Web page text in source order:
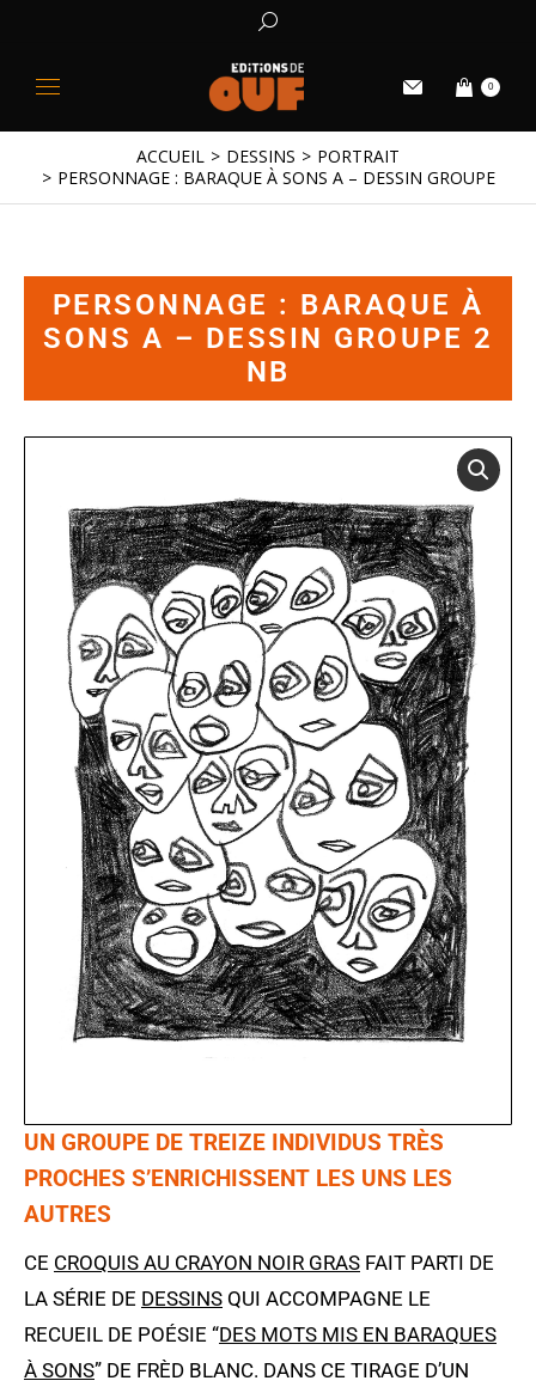
0
Vous êtes ici :ACCUEIL DESSINS
PORTRAIT
PERSONNAGE : BARAQUE À SONS A – DESSIN GROUPE 2
PERSONNAGE : BARAQUE À
SONS A – DESSIN GROUPE 2
NB
UN GROUPE DE TREIZE INDIVIDUS TRÈS
PROCHES S’ENRICHISSENT LES UNS LES
AUTRES
CE CROQUIS AU CRAYON NOIR GRAS FAIT PARTI DE
LA SÉRIE DE DESSINS QUI ACCOMPAGNE LE
RECUEIL DE POÉSIE “DES MOTS MIS EN BARAQUES
À SONS” DE FRÈD BLANC. DANS CE TIRAGE D’UN